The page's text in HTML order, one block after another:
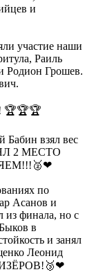
и
участие наши
Раиль
Родион Грошев.
🏆🏆🏆
Бабин взял вес
2 МЕСТО
по
Асанов и
финала, но с
в
и занял
Леонид